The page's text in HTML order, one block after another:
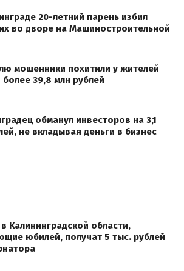
20-летний парень избил
во дворе на Машиностроительной
мошенники похитили у жителей
более 39,8 млн рублей
обманул инвесторов на 3,1
не вкладывая деньги в бизнес
в Калининградской области,
юбилей, получат 5 тыс. рублей